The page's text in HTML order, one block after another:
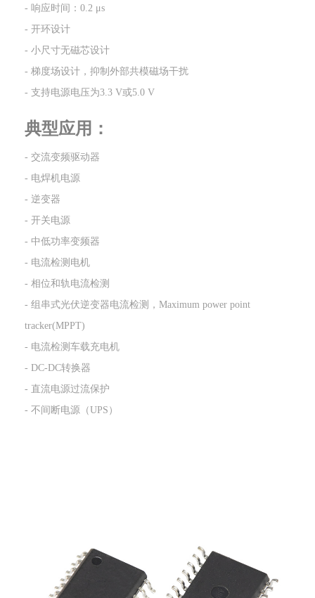
- 响应时间：0.2 μs
- 开环设计
- 小尺寸无磁芯设计
- 梯度场设计，抑制外部共模磁场干扰
- 支持电源电压为3.3 V或5.0 V
典型应用：
- 交流变频驱动器
- 电焊机电源
- 逆变器
- 开关电源
- 中低功率变频器
- 电流检测电机
- 相位和轨电流检测
- 组串式光伏逆变器电流检测，Maximum power point
tracker(MPPT)
- 电流检测车载充电机
- DC-DC转换器
- 直流电源过流保护
- 不间断电源（UPS）